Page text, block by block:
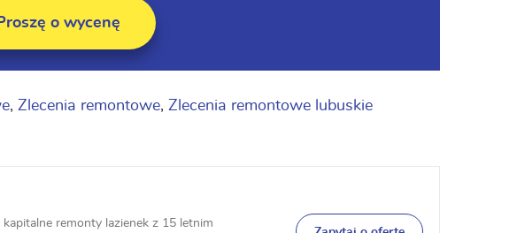
o wycenę
, Zlecenia remontowe, Zlecenia remontowe lubuskie
remonty lazienek z 15 letnim